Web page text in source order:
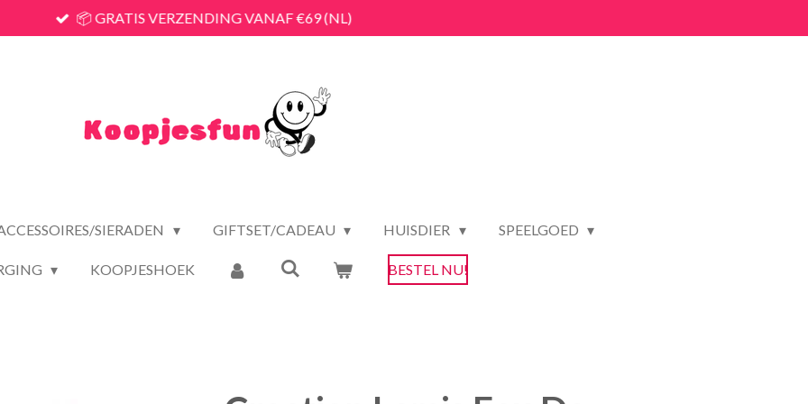
📦 GRATIS VERZENDING VANAF €69 (NL)
SIERADEN GIFTSET/CADEAU HUISDIER SPEELGOED
KOOPJESHOEK BESTEL NU!